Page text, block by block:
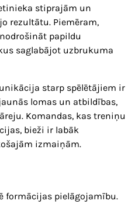
stiprajām un
rezultātu. Piemēram,
papildu
saglabājot uzbrukuma
starp spēlētājiem ir
lomas un atbildības,
Komandas, kas treniņu
bieži ir labāk
izmaiņām.
formācijas pielāgojamību.